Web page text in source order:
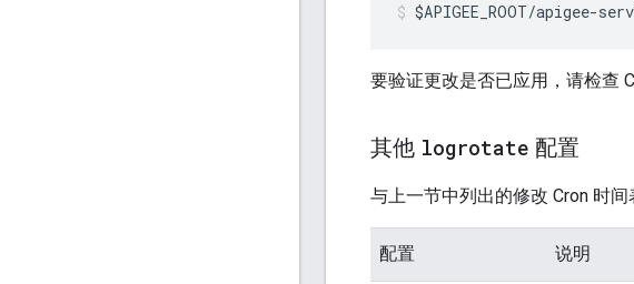
$APIGEE_ROOT/apigee-
要验证更改是否已应用，请检查
其他 logrotate 配置
与上一节中列出的修改 Cron 时
配置 说明